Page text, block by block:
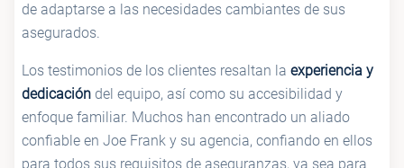
de adaptarse a las necesidades cambiantes de sus
asegurados.
Los testimonios de los clientes resaltan la experiencia y
dedicación del equipo, así como su accesibilidad y
enfoque familiar. Muchos han encontrado un aliado
confiable en Joe Frank y su agencia, confiando en ellos
para todos sus requisitos de aseguranzas, ya sea para